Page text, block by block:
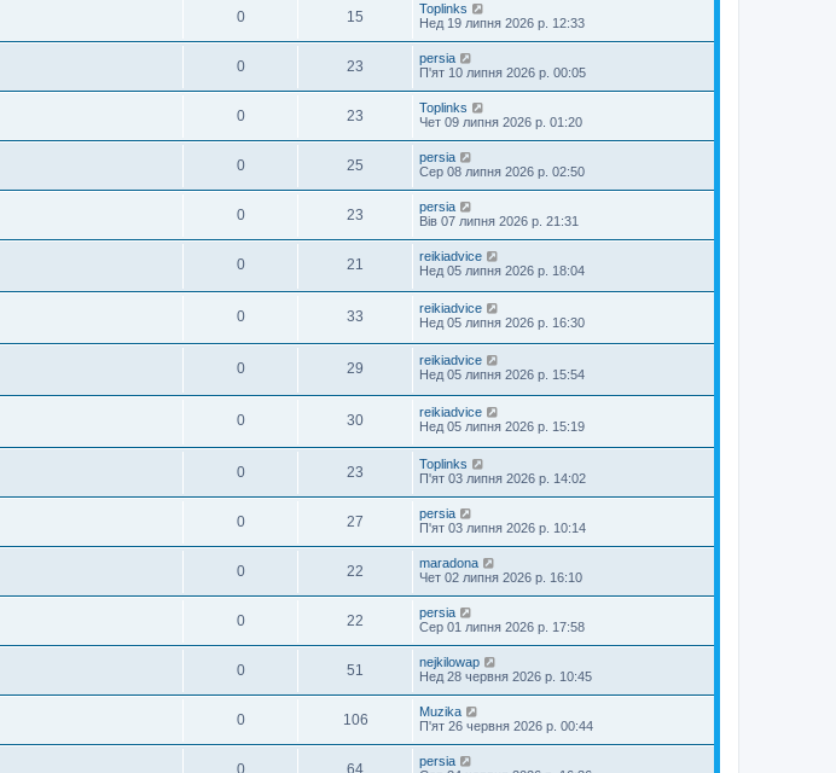
0 15
Toplinks
Нед 19 липня 2026 р. 12:33
0 23
persia
П'ят 10 липня 2026 р. 00:05
0 23
Toplinks
Чет 09 липня 2026 р. 01:20
0 25
persia
Сер 08 липня 2026 р. 02:50
0 23
persia
Вів 07 липня 2026 р. 21:31
0 21
reikiadvice
Нед 05 липня 2026 р. 18:04
0 33
reikiadvice
Нед 05 липня 2026 р. 16:30
0 29
reikiadvice
Нед 05 липня 2026 р. 15:54
0 30
reikiadvice
Нед 05 липня 2026 р. 15:19
0 23
Toplinks
П'ят 03 липня 2026 р. 14:02
0 27
persia
П'ят 03 липня 2026 р. 10:14
0 22
maradona
Чет 02 липня 2026 р. 16:10
0 22
persia
Сер 01 липня 2026 р. 17:58
0 51
nejkilowap
Нед 28 червня 2026 р. 10:45
0 106
Muzika
П'ят 26 червня 2026 р. 00:44
0 64
persia